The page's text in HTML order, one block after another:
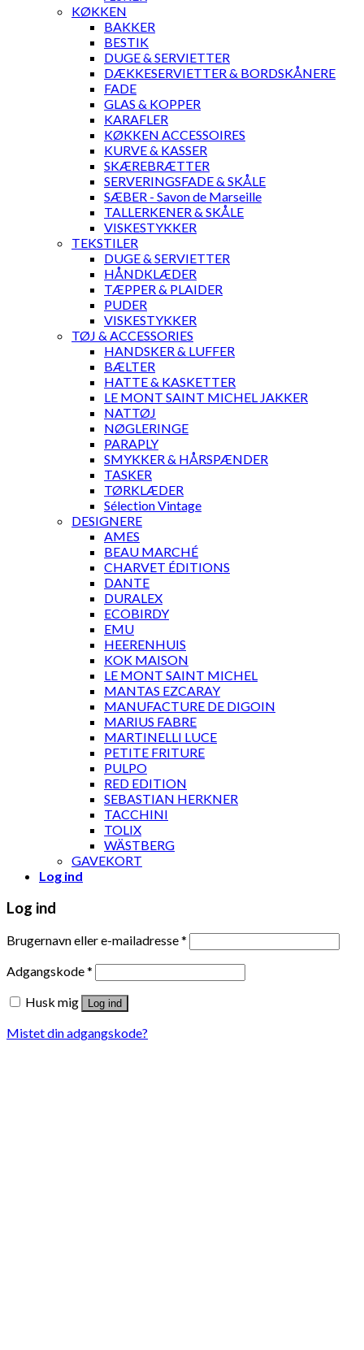
KØKKEN
BAKKER
BESTIK
DUGE & SERVIETTER
DÆKKESERVIETTER & BORDSKÅNERE
FADE
GLAS & KOPPER
KARAFLER
KØKKEN ACCESSOIRES
KURVE & KASSER
SKÆREBRÆTTER
SERVERINGSFADE & SKÅLE
SÆBER - Savon de Marseille
TALLERKENER & SKÅLE
VISKESTYKKER
TEKSTILER
DUGE & SERVIETTER
HÅNDKLÆDER
TÆPPER & PLAIDER
PUDER
VISKESTYKKER
TØJ & ACCESSORIES
HANDSKER & LUFFER
BÆLTER
HATTE & KASKETTER
LE MONT SAINT MICHEL JAKKER
NATTØJ
NØGLERINGE
PARAPLY
SMYKKER & HÅRSPÆNDER
TASKER
TØRKLÆDER
Sélection Vintage
DESIGNERE
AMES
BEAU MARCHÉ
CHARVET ÉDITIONS
DANTE
DURALEX
ECOBIRDY
EMU
HEERENHUIS
KOK MAISON
LE MONT SAINT MICHEL
MANTAS EZCARAY
MANUFACTURE DE DIGOIN
MARIUS FABRE
MARTINELLI LUCE
PETITE FRITURE
PULPO
RED EDITION
SEBASTIAN HERKNER
TACCHINI
TOLIX
WÄSTBERG
GAVEKORT
Log ind
Log ind
Brugernavn eller e-mailadresse*
Adgangskode*
Husk mig
Log ind
Mistet din adgangskode?